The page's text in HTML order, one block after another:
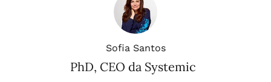
Sofia Santos
PhD, CEO da Systemic